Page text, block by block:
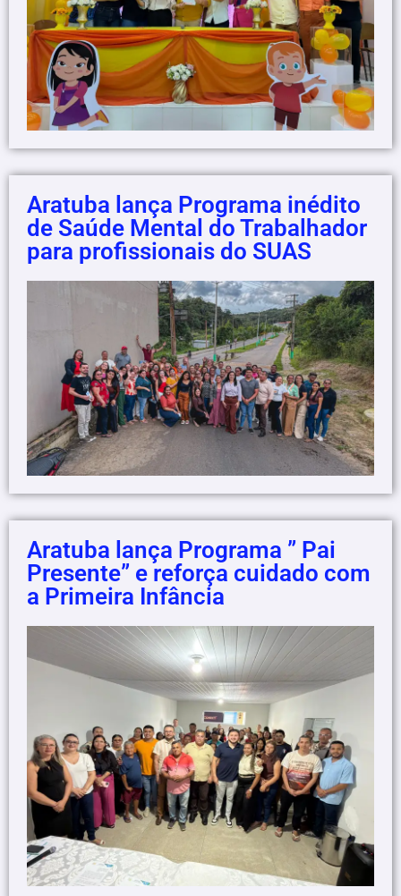
Aratuba lança Programa inédito
de Saúde Mental do Trabalhador
para profissionais do SUAS
Aratuba lança Programa ” Pai
Presente” e reforça cuidado com
a Primeira Infância